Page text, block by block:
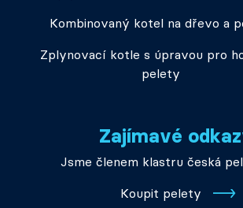
Kombinovaný kotel na dřevo a
Zplynovací kotle s úpravou pro
pelety
Zajímavé
Jsme členem klastru česká
Koupit pelety